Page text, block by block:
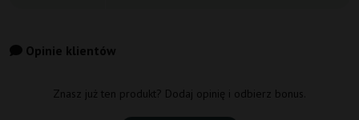
Opinie klientów
Znasz już ten produkt? Dodaj opinię i odbierz bonus.